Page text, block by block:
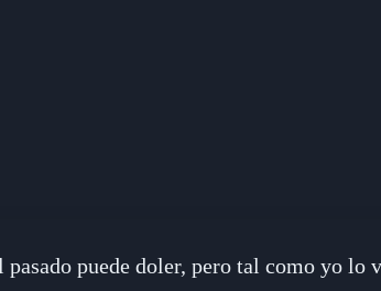
pasado puede doler, pero tal como yo lo